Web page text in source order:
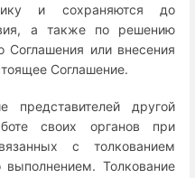
и сохраняются до
а также по решению
Соглашения или внесения
Соглашение.
представителей другой
своих органов при
с толкованием
Толкование